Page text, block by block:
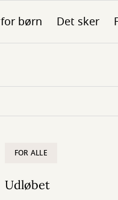
børn Det sker
FOR ALLE
Udløbet